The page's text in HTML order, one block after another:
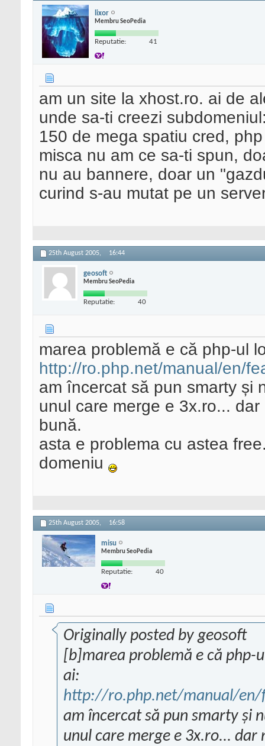
lixor
Membru SeoPedia
Reputatie: 41
am un site la xhost.ro. ai de
unde sa-ti creezi
150 de mega spatiu cred,
misca nu am ce sa-ti spun,
nu au bannere, doar un
curind s-au mutat pe un
25th August 2005, 16:44
geosoft
Membru SeoPedia
Reputatie: 40
marea problemă e că php-ul
http://ro.php.net/manual/en/
am încercat să pun smarty și
unul care merge e 3x.ro...
bună.
asta e problema cu astea
domeniu
25th August 2005, 16:58
misu
Membru SeoPedia
Reputatie: 40
Originally posted by geosoft
[b]marea problemă e că php-
ai:
http://ro.php.net/manual/en/
am încercat să pun smarty și
unul care merge e 3x.ro... dar